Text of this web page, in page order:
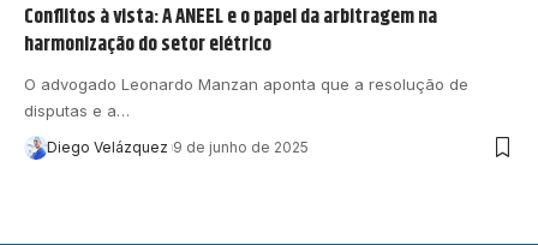
Conflitos à vista: A ANEEL e o papel da arbitragem na
harmonização do setor elétrico
O advogado Leonardo Manzan aponta que a resolução de
disputas e a…
Diego Velázquez 9 de junho de 2025